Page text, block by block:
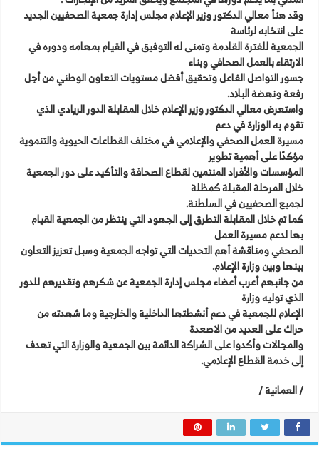
وقد هنأ معالي الدكتور وزير الإعلام مجلس إدارة جمعية الصحفيين الجديد
على انتخابه لرئاسة
الجمعية للفترة القادمة وتمنى له التوفيق في القيام بمهامه ودوره في
الارتقاء بالعمل الصحافي وبناء
جسور التواصل الفاعل وتحقيق أفضل مستويات التعاون الوطني من أجل
رفعة ونهضة البلاد.
واستعرض معالي الدكتور وزير الإعلام خلال المقابلة الدور الريادي الذي
تقوم به الوزارة في دعم
مسيرة العمل الصحفي والإعلامي في مختلف القطاعات الحيوية والتنموية
مؤكدًا على أهمية تطوير
المؤسسات والأفراد المنتمين لقطاع الصحافة والتأكيد على دور الجمعية
خلال المرحلة المقبلة كمظلة
لجميع الصحفيين في السلطنة.
كما تم خلال المقابلة التطرق إلى الجهود التي ينتظر من الجمعية القيام
بها لدعم مسيرة العمل
الصحفي ومناقشة أهم التحديات التي تواجه الجمعية وسبل تعزيز التعاون
بينها وبين وزارة الإعلام.
من جانبهم أعرب أعضاء مجلس إدارة الجمعية عن شكرهم وتقديرهم للدور
الذي توليه وزارة
الإعلام للجمعية في دعم أنشطتها الداخلية والخارجية وما شهدته من
حراك على العديد من الاصعدة
والمجالات وأكدوا على الشراكة الدائمة بين الجمعية والوزارة التي تهدف
إلى خدمة القطاع الإعلامي.
/ العمانية /